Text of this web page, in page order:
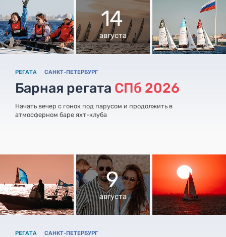
14
августа
РЕГАТА САНКТ-ПЕТЕРБУРГ
Барная регата СПб 2026
Начать вечер с гонок под парусом и продолжить в
атмосферном баре яхт-клуба
9
августа
РЕГАТА САНКТ-ПЕТЕРБУРГ